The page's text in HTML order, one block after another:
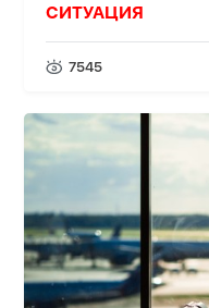
СИТУАЦИЯ
7545